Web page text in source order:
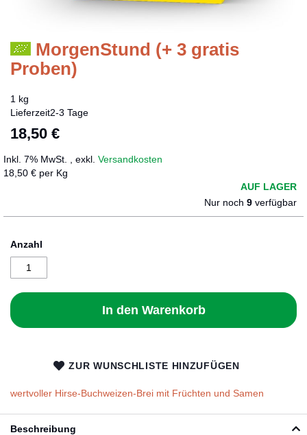
MorgenStund (+ 3 gratis
Proben)
1 kg
Lieferzeit2-3 Tage
18,50 €
Inkl. 7% MwSt. exkl. Versandkosten
18,50 € per Kg
AUF LAGER
Nur noch 9 verfügbar
Anzahl
In den Warenkorb
ZUR WUNSCHLISTE HINZUFÜGEN
wertvoller Hirse-Buchweizen-Brei mit Früchten und Samen
Zum
der
springen
Beschreibung